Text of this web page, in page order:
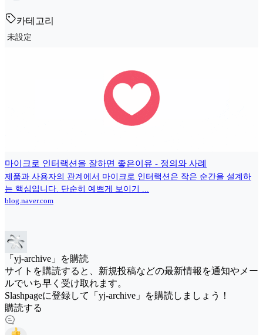
카테고리
未設定
마이크로 인터랙션을 잘하면 좋은이유 - 정의와 사례
제품과 사용자의 관계에서 마이크로 인터랙션은 작은 순간을 설계하
는 핵심입니다. 단순히 예쁘게 보이기 ...
blog.naver.com
「yj-archive」を購読
サイトを購読すると、新規投稿などの最新情報を通知やメー
ルでいち早く受け取れます。
Slashpageに登録して「yj-archive」を購読しましょう！
購読する